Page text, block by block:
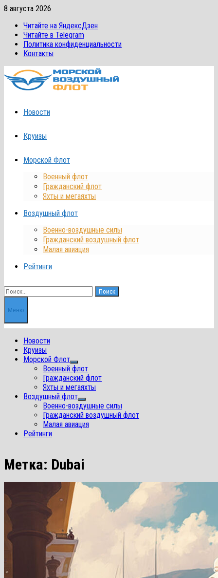
Перейти
содержимому
8 августа 2026
Читайте на ЯндексДзен
Читайте в Telegram
Политика конфиденциальности
Контакты
Новости
Круизы
Морской Флот
Военный флот
Гражданский флот
Яхты и мегаяхты
Воздушный флот
Военно-воздушные силы
Гражданский воздушный флот
Малая авиация
Рейтинги
Найти:
Меню
Новости
Круизы
Морской Флот
Показать
подменю
Военный флот
Гражданский флот
Яхты и мегаяхты
Воздушный флот
Показать
подменю
Военно-воздушные силы
Гражданский воздушный флот
Малая авиация
Рейтинги
Метка: Dubai